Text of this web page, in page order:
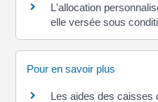
L'allocation
elle versée sous
Pour en savoir plus
Les aides des caisses